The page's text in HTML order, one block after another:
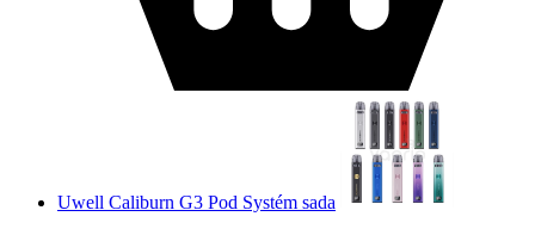
Uwell Caliburn G3 Pod Systém sada